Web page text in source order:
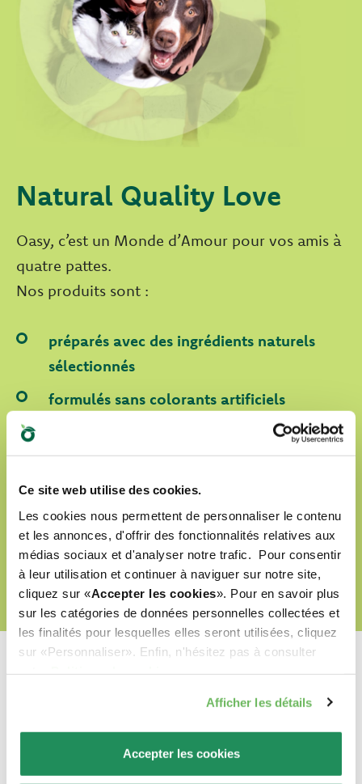
Ce site web utilise des cookies.
Les cookies nous permettent de personnaliser le contenu
et les annonces, d'offrir des fonctionnalités relatives aux
médias sociaux et d'analyser notre trafic. Pour consentir
à leur utilisation et continuer à naviguer sur notre site,
cliquez sur «Accepter les cookies». Pour en savoir plus
sur les catégories de données personnelles collectées et
les finalités pour lesquelles elles seront utilisées, cliquez
sur «Personnaliser». Enfin, n'hésitez pas à consulter
Afficher les détails
Accepter les cookies
Natural Quality Love
Oasy, c’est un Monde d’Amour pour vos amis à
quatre pattes.
Nos produits sont :
préparés avec des ingrédients naturels
sélectionnés
formulés sans colorants artificiels
DÉCOUVRIR NOTRE MONDE D’AMOUR
Quel est leur préféré ?
Découvrez nos meilleurs produits pour votre